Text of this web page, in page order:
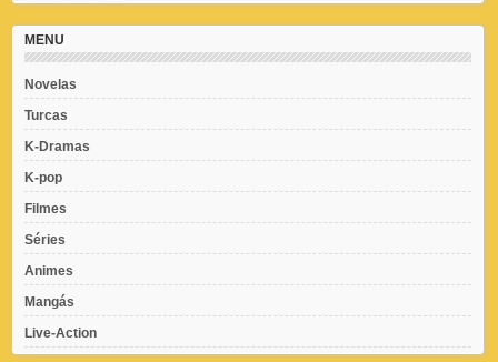
MENU
Novelas
Turcas
K-Dramas
K-pop
Filmes
Séries
Animes
Mangás
Live-Action